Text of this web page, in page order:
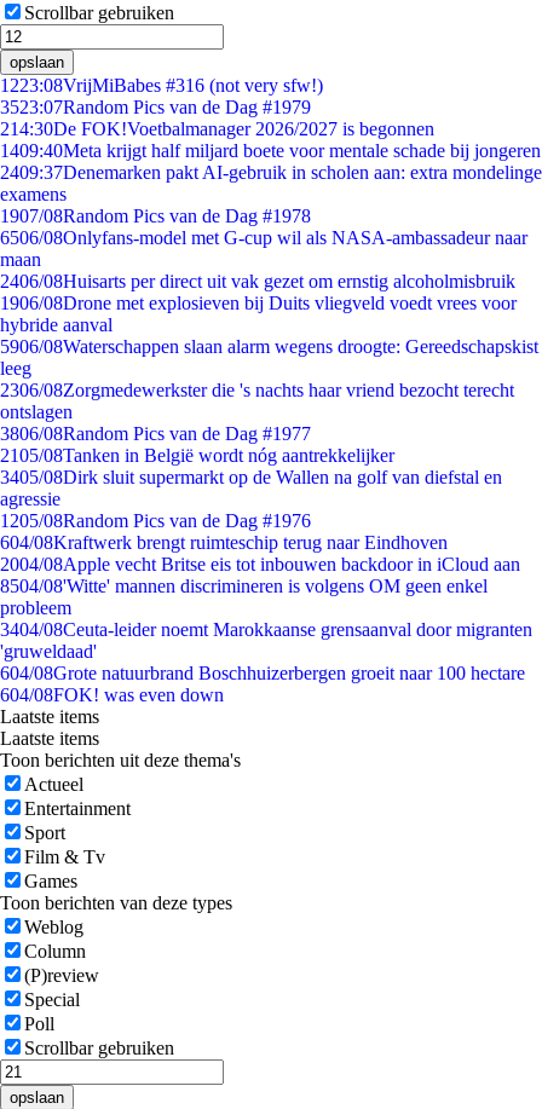
Scrollbar gebruiken
opslaan
1223:08VrijMiBabes #316 (not very sfw!)
3523:07Random Pics van de Dag #1979
214:30De FOK!Voetbalmanager 2026/2027 is begonnen
1409:40Meta krijgt half miljard boete voor mentale schade bij jongeren
2409:37Denemarken pakt AI-gebruik in scholen aan: extra mondelinge
examens
1907/08Random Pics van de Dag #1978
6506/08Onlyfans-model met G-cup wil als NASA-ambassadeur naar
maan
2406/08Huisarts per direct uit vak gezet om ernstig alcoholmisbruik
1906/08Drone met explosieven bij Duits vliegveld voedt vrees voor
hybride aanval
5906/08Waterschappen slaan alarm wegens droogte: Gereedschapskist
leeg
2306/08Zorgmedewerkster die 's nachts haar vriend bezocht terecht
ontslagen
3806/08Random Pics van de Dag #1977
2105/08Tanken in België wordt nóg aantrekkelijker
3405/08Dirk sluit supermarkt op de Wallen na golf van diefstal en
agressie
1205/08Random Pics van de Dag #1976
604/08Kraftwerk brengt ruimteschip terug naar Eindhoven
2004/08Apple vecht Britse eis tot inbouwen backdoor in iCloud aan
8504/08'Witte' mannen discrimineren is volgens OM geen enkel
probleem
3404/08Ceuta-leider noemt Marokkaanse grensaanval door migranten
'gruweldaad'
604/08Grote natuurbrand Boschhuizerbergen groeit naar 100 hectare
604/08FOK! was even down
Laatste items
Laatste items
Toon berichten uit deze thema's
Actueel
Entertainment
Sport
Film & Tv
Games
Toon berichten van deze types
Weblog
Column
(P)review
Special
Poll
Scrollbar gebruiken
opslaan